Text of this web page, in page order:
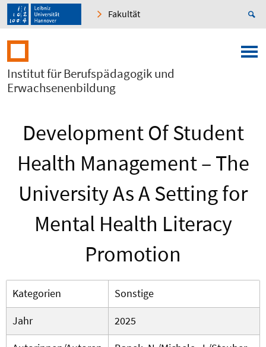
Fakultät
Institut für Berufspädagogik und
Erwachsenenbildung
Development Of Student
Health Management – The
University As A Setting for
Mental Health Literacy
Promotion
Kategorien
Sonstige
Jahr
2025